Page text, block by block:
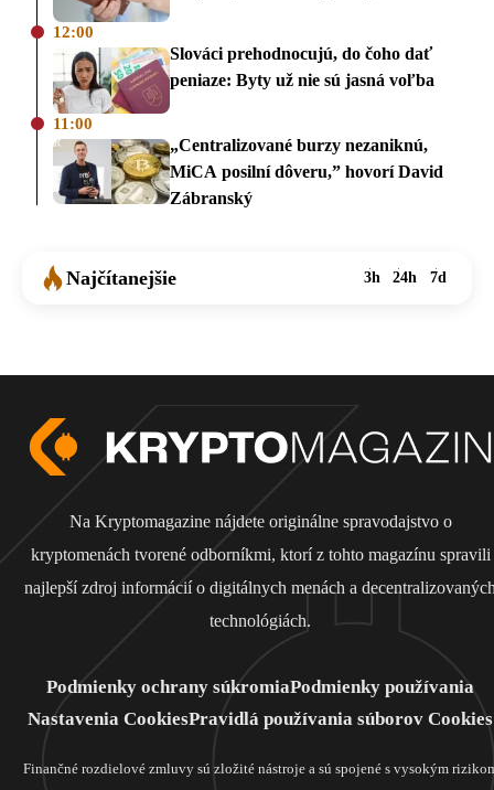
12:00
Slováci prehodnocujú, do čoho dať
peniaze: Byty už nie sú jasná voľba
11:00
„Centralizované burzy nezaniknú,
MiCA posilní dôveru,” hovorí David
Zábranský
Najčítanejšie 3h 24h 7d
Na Kryptomagazine nájdete originálne spravodajstvo o
kryptomenách tvorené odborníkmi, ktorí z tohto magazínu spravili
najlepší zdroj informácií o digitálnych menách a
technológiách.
Podmienky ochrany súkromiaPodmienky používania
Nastavenia CookiesPravidlá používania súborov Cookies
Finančné rozdielové zmluvy sú zložité nástroje a sú spojené s vysokým